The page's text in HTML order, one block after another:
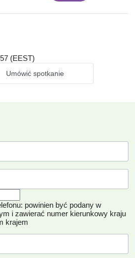
(EEST)
Umówić spotkanie
powinien być podany w
i zawierać numer kierunkowy kraju
krajem